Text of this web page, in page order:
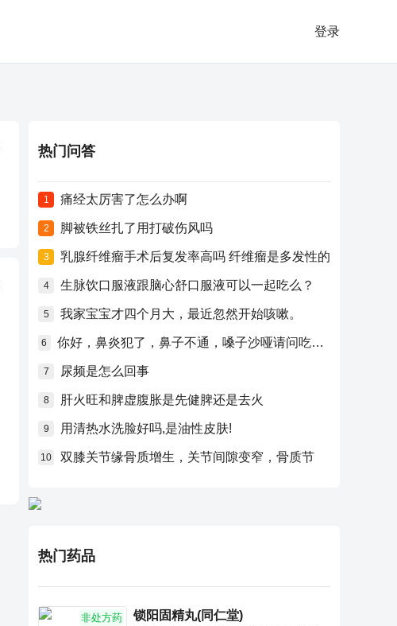
登录
热门问答
1 痛经太厉害了怎么办啊
2 脚被铁丝扎了用打破伤风吗
3 乳腺纤维瘤手术后复发率高吗 纤维瘤是多发性的
4 生脉饮口服液跟脑心舒口服液可以一起吃么？
5 我家宝宝才四个月大，最近忽然开始咳嗽。
6 你好，鼻炎犯了，鼻子不通，嗓子沙哑请问吃什么药比较好？
7 尿频是怎么回事
8 肝火旺和脾虚腹胀是先健脾还是去火
9 用清热水洗脸好吗,是油性皮肤!
10 双膝关节缘骨质增生，关节间隙变窄，骨质节
热门药品
非处方药 锁阳固精丸(同仁堂)